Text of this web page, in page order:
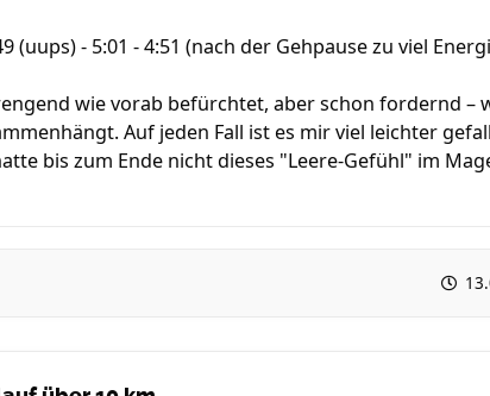
(uups) - 5:01 - 4:51 (nach der Gehpause zu viel
wie vorab befürchtet, aber schon fordernd –
Auf jeden Fall ist es mir viel leichter
bis zum Ende nicht dieses "Leere-Gefühl" im